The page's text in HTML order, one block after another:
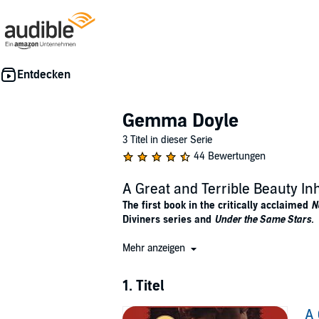
Gemma Doyle
3 Titel in dieser Serie
44 Bewertungen
A Great and Terrible Beauty
The first book in the critically acclaimed
Diviners series and Under the Same Stars.
It’s 1895, and after the suicide of her
To make things worse, she’s been
entanglement with Spence’s most
Mehr anzeigen
1. Titel
A